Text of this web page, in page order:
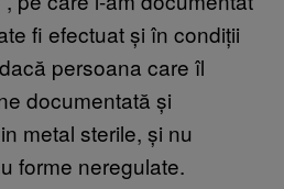
fi efectuat și în condiții
persoana care îl
documentată și
metal sterile, și nu
forme neregulate.